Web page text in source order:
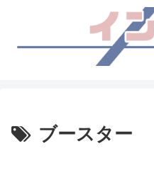
ブースター